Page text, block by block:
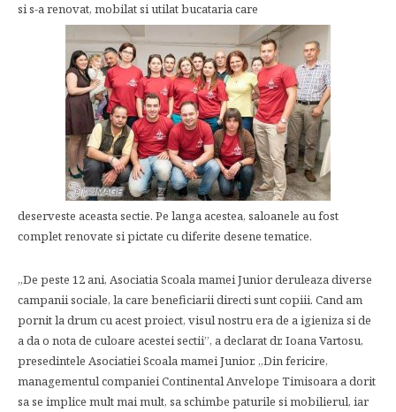
si s-a renovat, mobilat si utilat bucataria care
deserveste aceasta sectie. Pe langa acestea, saloanele au fost
complet renovate si pictate cu diferite desene tematice.
,,De peste 12 ani, Asociatia Scoala mamei Junior deruleaza diverse
campanii sociale, la care beneficiarii directi sunt copiii. Cand am
pornit la drum cu acest proiect, visul nostru era de a igieniza si de
a da o nota de culoare acestei sectii”, a declarat dr. Ioana Vartosu,
presedintele Asociatiei Scoala mamei Junior. „Din fericire,
managementul companiei Continental Anvelope Timisoara a dorit
sa se implice mult mai mult, sa schimbe paturile si mobilierul, iar